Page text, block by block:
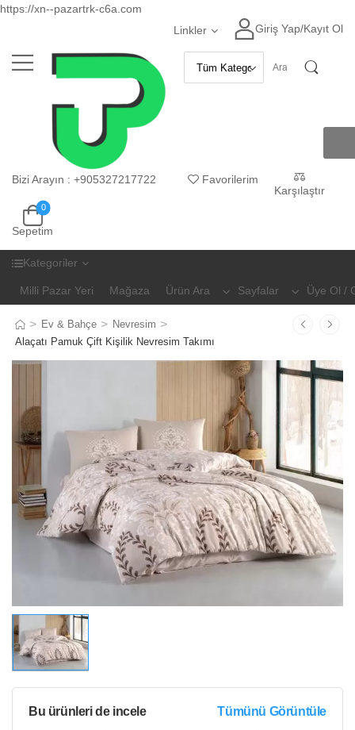
https://xn--pazartrk-c6a.com
Linkler
Giriş Yap/Kayıt Ol
Bizi Arayın : +905327217722
Favorilerim
Karşılaştır
Sepetim
0
Kategoriler
Milli Pazar Yeri Mağaza Ürün Ara Sayfalar Üye Ol /
> Ev & Bahçe > Nevresim >
Alaçatı Pamuk Çift Kişilik Nevresim Takımı
Bu ürünleri de incele Tümünü Görüntüle